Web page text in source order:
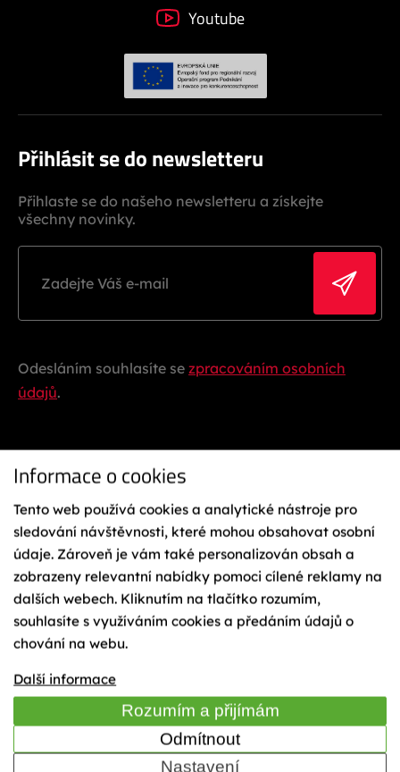
Youtube
Přihlásit se do newsletteru
Přihlaste se do našeho newsletteru a získejte
všechny novinky.
Odesláním souhlasíte se zpracováním osobních
údajů.
© 2023 Sporten - KÄSTLE CZ, a.s.
Ochrana osobních údajů
Reklamační řád
Vázání na lyže
Obchodní podmínky
Cookies
Informace o cookies
Tento web používá cookies a analytické nástroje pro
sledování návštěvnosti, které mohou obsahovat osobní
údaje. Zároveň je vám také personalizován obsah a
zobrazeny relevantní nabídky pomoci cílené reklamy na
dalších webech. Kliknutím na tlačítko rozumím,
souhlasíte s využíváním cookies a předáním údajů o
chování na webu.
Další informace
Rozumím a přijímám
Odmítnout
Nastavení